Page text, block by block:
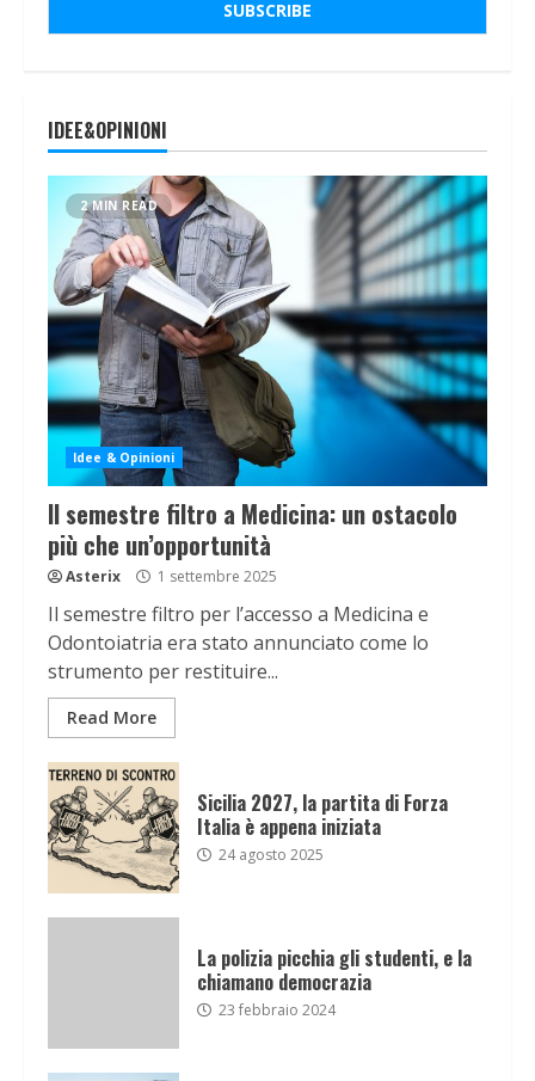
IDEE&OPINIONI
2 MIN READ
Idee & Opinioni
Il semestre filtro a Medicina: un ostacolo
più che un’opportunità
Asterix 1 settembre 2025
Il semestre filtro per l’accesso a Medicina e
Odontoiatria era stato annunciato come lo
strumento per restituire...
Read More
Sicilia 2027, la partita di Forza
Italia è appena iniziata
24 agosto 2025
La polizia picchia gli studenti, e la
chiamano democrazia
23 febbraio 2024